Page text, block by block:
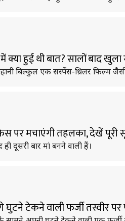
हुई थी बात? सालों बाद खुला
बिल्कुल एक सस्पेंस-थ्रिलर फिल्म
पर मचाएंगी तहलका, देखें पूरी
दूसरी बार मां बनने वाली हैं।
घुटने टेकने वाली फर्जी तस्वीर